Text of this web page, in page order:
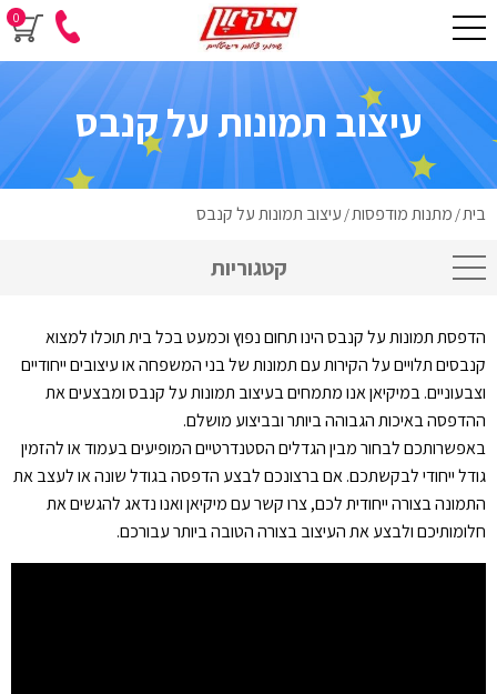
0
עיצוב תמונות על קנבס
בית/ מתנות מודפסות/ עיצוב תמונות על קנבס
קטגוריות
הדפסת תמונות על קנבס הינו תחום נפוץ וכמעט בכל בית תוכלו למצוא
קנבסים תלויים על הקירות עם תמונות של בני המשפחה או עיצובים ייחודיים
וצבעוניים. במיקיאן אנו מתמחים בעיצוב תמונות על קנבס ומבצעים את
ההדפסה באיכות הגבוהה ביותר ובביצוע מושלם.
באפשרותכם לבחור מבין הגדלים הסטנדרטיים המופיעים בעמוד או להזמין
גודל ייחודי לבקשתכם. אם ברצונכם לבצע הדפסה בגודל שונה או לעצב את
התמונה בצורה ייחודית לכם, צרו קשר עם מיקיאן ואנו נדאג להגשים את
חלומותיכם ולבצע את העיצוב בצורה הטובה ביותר עבורכם.